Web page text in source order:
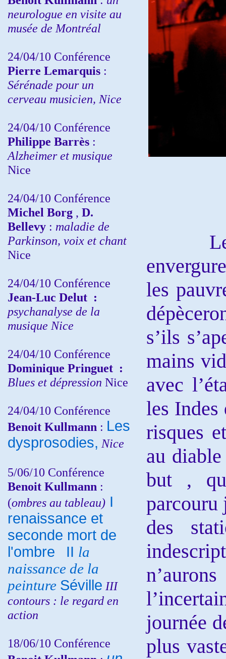
neurologue en visite au
musée de Montréal
24/04/10 Conférence
Pierre Lemarquis :
Sérénade pour un
cerveau musicien, Nice
24/04/10 Conférence
Philippe Barrès :
Alzheimer et musique
Nice
24/04/10 Conférence
Michel Borg , D.
Bellevy : maladie de
Parkinson, voix et chant
Nice
24/04/10 Conférence
Jean-Luc Delut :
psychanalyse de la
musique Nice
24/04/10 Conférence
Dominique Pringuet :
Blues et dépression Nice
24/04/10 Conférence
Benoit Kullmann : Les
dysprosodies, Nice
5/06/10 Conférence
Benoit Kullmann :
(ombres au tableau) I
renaissance et
seconde mort de
l'ombre
II la
naissance de la
peinture Séville III
contours : le regard en
action
18/06/10 Conférence
Le
les
s’ils
mains
avec
les Indes
risques
au
but ,
parcouru
des
journée
plus